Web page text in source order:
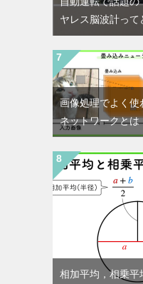
ヤレス脳波計って
画像処理でよく使
ネットワークとは
相加平均，相乗平